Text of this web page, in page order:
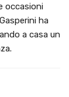
occasioni
ha
a casa un